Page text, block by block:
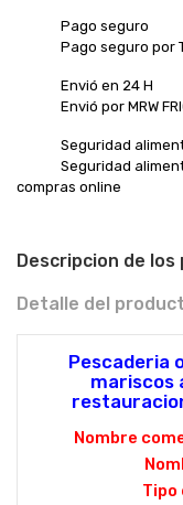
Pago seguro
Pago seguro por
Envió en 24 H
Envió por MRW
Seguridad
Seguridad
compras online
Descripcion de
Detalle del
Pescaderia
mariscos
Nombre
Tipo